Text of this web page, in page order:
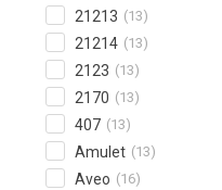
21213 (13)
21214 (13)
2123 (13)
2170 (13)
407 (13)
Amulet (13)
Aveo (16)